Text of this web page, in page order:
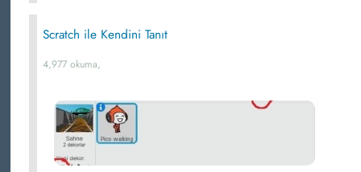
Scratch ile Kendini Tanıt
4,977 okuma,